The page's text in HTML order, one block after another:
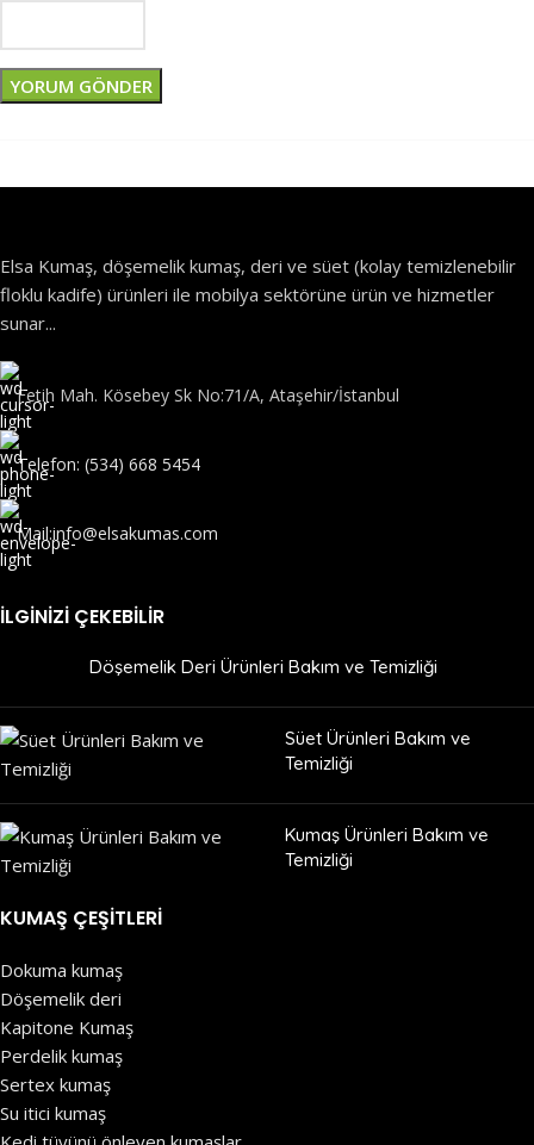
Elsa Kumaş, döşemelik kumaş, deri ve süet (kolay temizlenebilir
floklu kadife) ürünleri ile mobilya sektörüne ürün ve hizmetler
sunar...
Fetih Mah. Kösebey Sk No:71/A, Ataşehir/İstanbul
Telefon: (534) 668 5454
Mail:info@elsakumas.com
İLGINIZI ÇEKEBILIR
Döşemelik Deri Ürünleri Bakım ve Temizliği
Süet Ürünleri Bakım ve
Temizliği
Kumaş Ürünleri Bakım ve
Temizliği
KUMAŞ ÇEŞITLERI
Dokuma kumaş
Döşemelik deri
Kapitone Kumaş
Perdelik kumaş
Sertex kumaş
Su itici kumaş